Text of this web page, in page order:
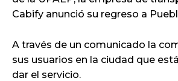
Cabify anunció su regreso a
A través de un comunicado la
sus usuarios en la ciudad que
dar el servicio.